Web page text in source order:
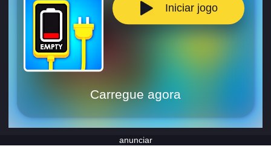
Carregue agora
Iniciar jogo
anunciar